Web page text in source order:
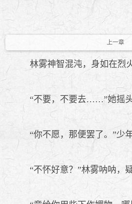
上一章
林雾神智混沌，身如在烈
“不要，不要去……”她摇头
“你不愿，那便罢了。”少
“不怀好意？”林雾呐呐，疑